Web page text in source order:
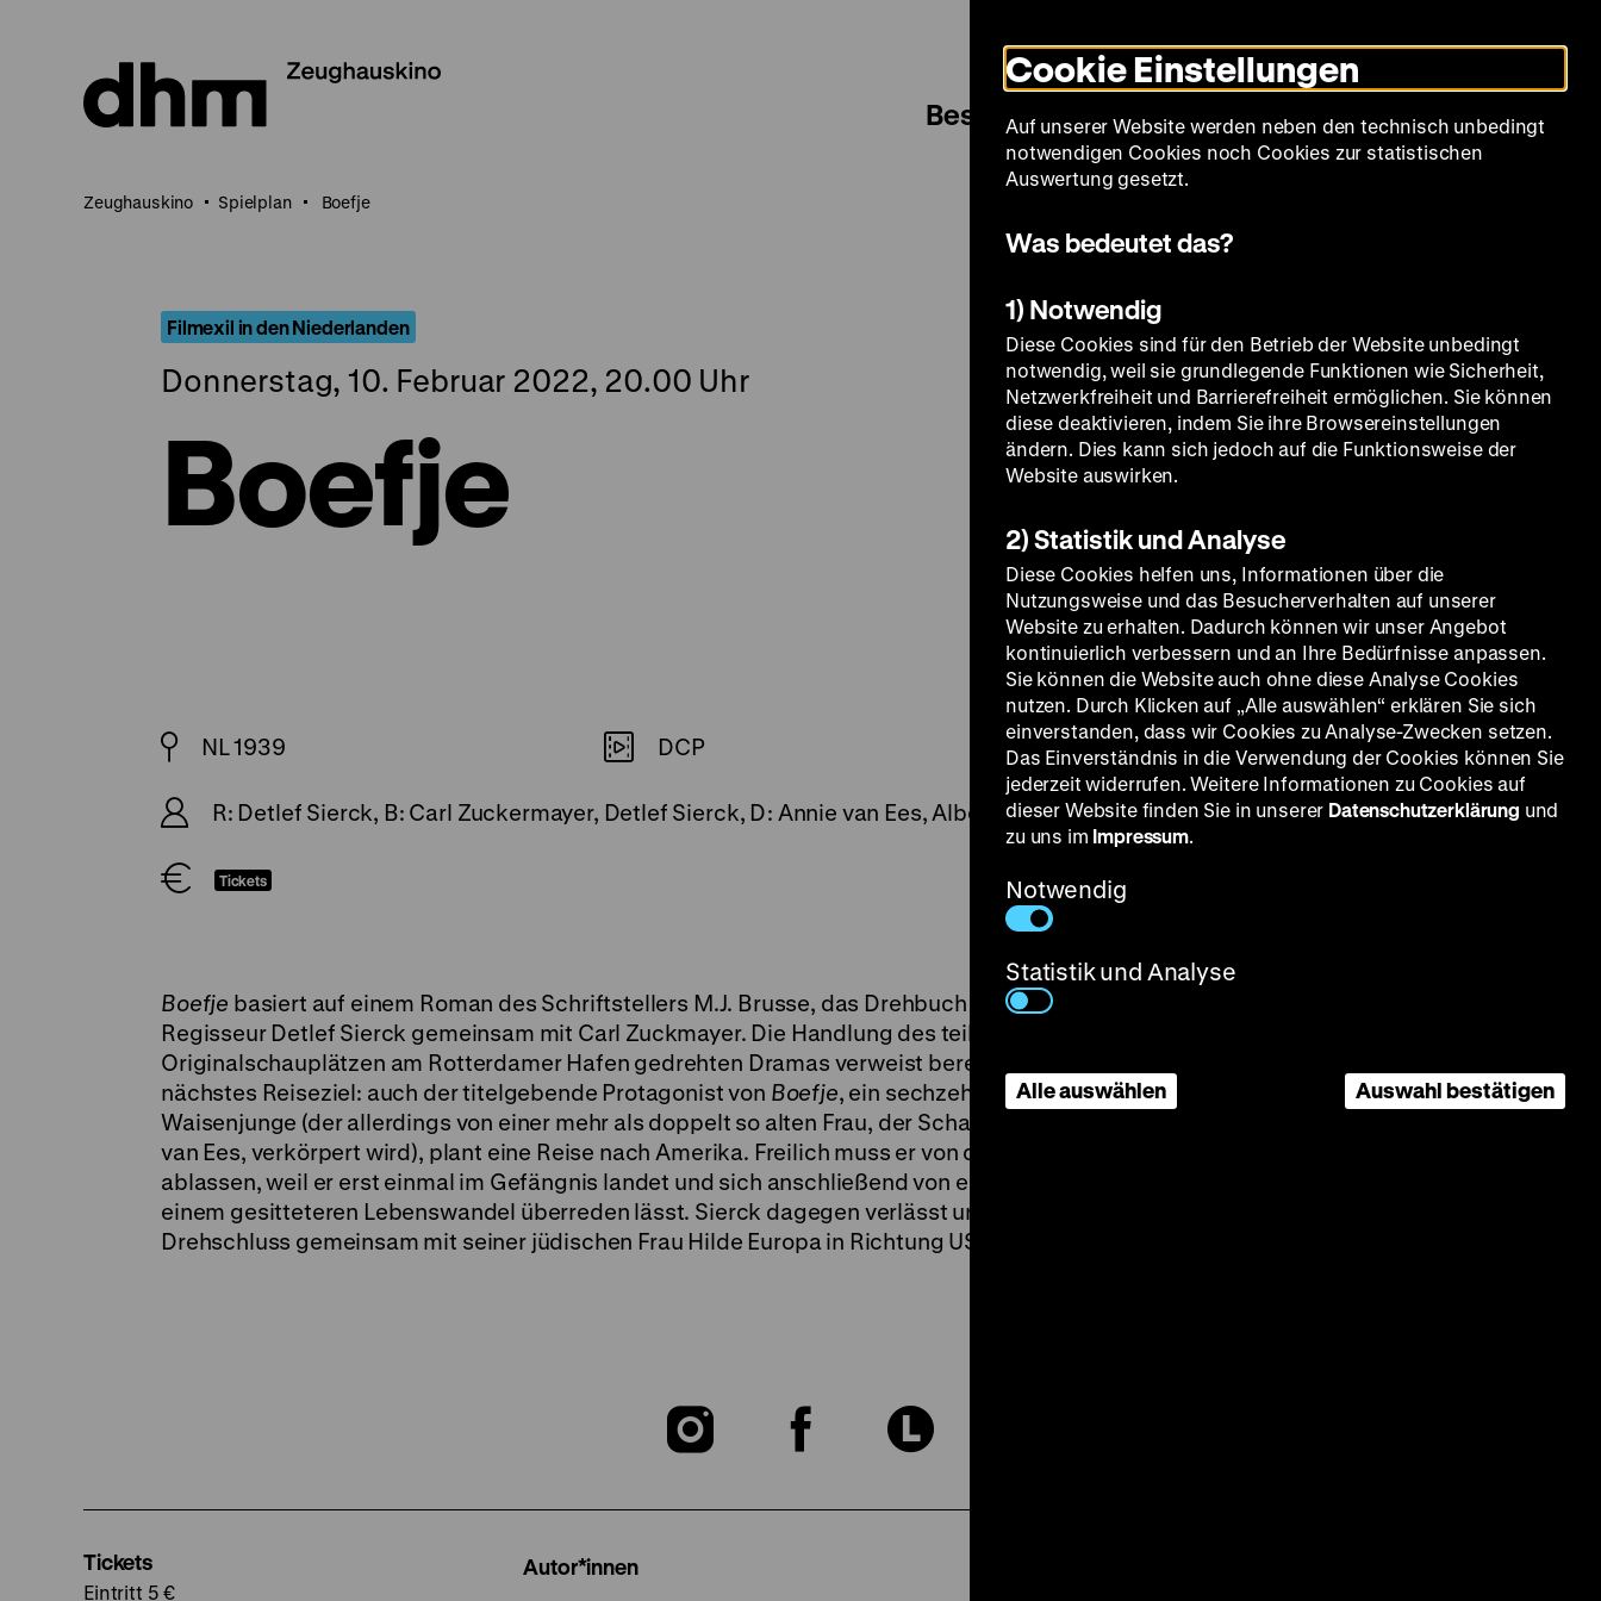
Seiteninhalt
springen
Modus
umschalten
Sprache
Besuch Spielplan Filmreihen Über uns
Zeughauskino Spielplan Boefje
Filmexil in den Niederlanden
Donnerstag, 10. Februar 2022, 20.00 Uhr
Boefje
NL 1939 DCP OmU
R: Detlef Sierck, B: Carl Zuckermayer, Detlef Sierck, D: Annie van Ees, Albert van Dalsum, Enny Snijders, 94’
Tickets
Boefje basiert auf einem Roman des Schriftstellers M.J. Brusse, das Drehbuch verfasste der
Regisseur Detlef Sierck gemeinsam mit Carl Zuckmayer. Die Handlung des teilweise an
Originalschauplätzen am Rotterdamer Hafen gedrehten Dramas verweist bereits auf Sirks
nächstes Reiseziel: auch der titelgebende Protagonist von Boefje, ein sechzehnjähriger
Waisenjunge (der allerdings von einer mehr als doppelt so alten Frau, der Schauspielerin Annie
van Ees, verkörpert wird), plant eine Reise nach Amerika. Freilich muss er von dem Vorhaben
ablassen, weil er erst einmal im Gefängnis landet und sich anschließend von einem Priester zu
einem gesitteteren Lebenswandel überreden lässt. Sierck dagegen verlässt unmittelbar nach
Drehschluss gemeinsam mit seiner jüdischen Frau Hilde Europa in Richtung USA. (lf)
Zu
Zu
Zu
Tickets
Eintritt 5 €
Autor*innen
Cookie Einstellungen
Auf unserer Website werden neben den technisch unbedingt
notwendigen Cookies noch Cookies zur statistischen
Auswertung gesetzt.
Was bedeutet das?
1) Notwendig
Diese Cookies sind für den Betrieb der Website unbedingt
notwendig, weil sie grundlegende Funktionen wie Sicherheit,
Netzwerkfreiheit und Barrierefreiheit ermöglichen. Sie können
diese deaktivieren, indem Sie ihre Browsereinstellungen
ändern. Dies kann sich jedoch auf die Funktionsweise der
Website auswirken.
2) Statistik und Analyse
Diese Cookies helfen uns, Informationen über die
Nutzungsweise und das Besucherverhalten auf unserer
Website zu erhalten. Dadurch können wir unser Angebot
kontinuierlich verbessern und an Ihre Bedürfnisse anpassen.
Sie können die Website auch ohne diese Analyse Cookies
nutzen. Durch Klicken auf „Alle auswählen“ erklären Sie sich
einverstanden, dass wir Cookies zu Analyse-Zwecken setzen.
Das Einverständnis in die Verwendung der Cookies können Sie
jederzeit widerrufen. Weitere Informationen zu Cookies auf
dieser Website finden Sie in unserer Datenschutzerklärung und
zu uns im Impressum.
Notwendig
Statistik und Analyse
Alle auswählen Auswahl bestätigen